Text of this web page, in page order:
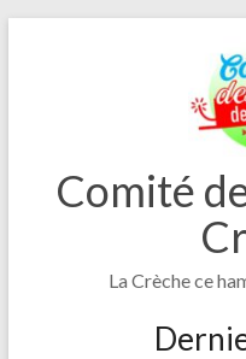
Comité
La Crèche ce